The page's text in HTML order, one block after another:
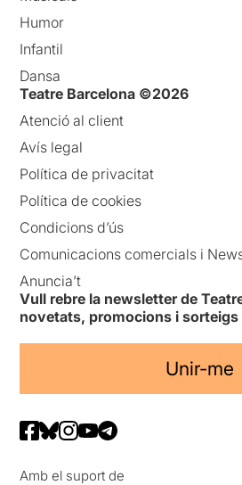
Humor
Infantil
Dansa
Teatre Barcelona ©2026
Atenció al client
Avís legal
Política de privacitat
Política de cookies
Condicions d’ús
Comunicacions comercials i
Anuncia’t
Vull rebre la newsletter de
novetats, promocions i sorteigs
Unir-me
Amb el suport de